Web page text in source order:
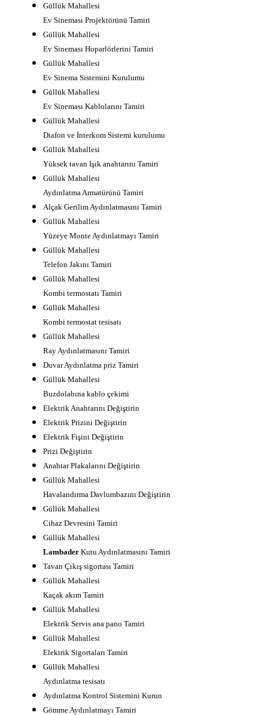
Güllük Mahallesi
Ev Sineması Projektörünü Tamiri
Güllük Mahallesi
Ev Sineması Hoparlörlerini Tamiri
Güllük Mahallesi
Ev Sinema Sistemini Kurulumu
Güllük Mahallesi
Ev Sineması Kablolarını Tamiri
Güllük Mahallesi
Diafon ve İnterkom Sistemi kurulumu
Güllük Mahallesi
Yüksek tavan Işık anahtarını Tamiri
Güllük Mahallesi
Aydınlatma Armatürünü Tamiri
Alçak Gerilim Aydınlatmasını Tamiri
Güllük Mahallesi
Yüzeye Monte Aydınlatmayı Tamiri
Güllük Mahallesi
Telefon Jakını Tamiri
Güllük Mahallesi
Kombi termostatı Tamiri
Güllük Mahallesi
Kombi termostat tesisatı
Güllük Mahallesi
Ray Aydınlatmasını Tamiri
Duvar Aydınlatma priz Tamiri
Güllük Mahallesi
Buzdolabına kablo çekimi
Elektrik Anahtarını Değiştirin
Elektrik Prizini Değiştirin
Elektrik Fişini Değiştirin
Prizi Değiştirin
Anahtar Plakalarını Değiştirin
Güllük Mahallesi
Havalandırma Davlumbazını Değiştirin
Güllük Mahallesi
Cihaz Devresini Tamiri
Güllük Mahallesi
LambaderKutu Aydınlatmasını Tamiri
Tavan Çıkış sigortası Tamiri
Güllük Mahallesi
Kaçak akım Tamiri
Güllük Mahallesi
Elektrik Servis ana pano Tamiri
Güllük Mahallesi
Elektrik Sigortaları Tamiri
Güllük Mahallesi
Aydınlatma tesisatı
Aydınlatma Kontrol Sistemini Kurun
Gömme Aydınlatmayı Tamiri